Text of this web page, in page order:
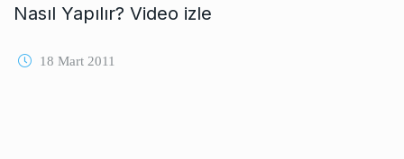
Nasıl Yapılır? Video izle
18 Mart 2011